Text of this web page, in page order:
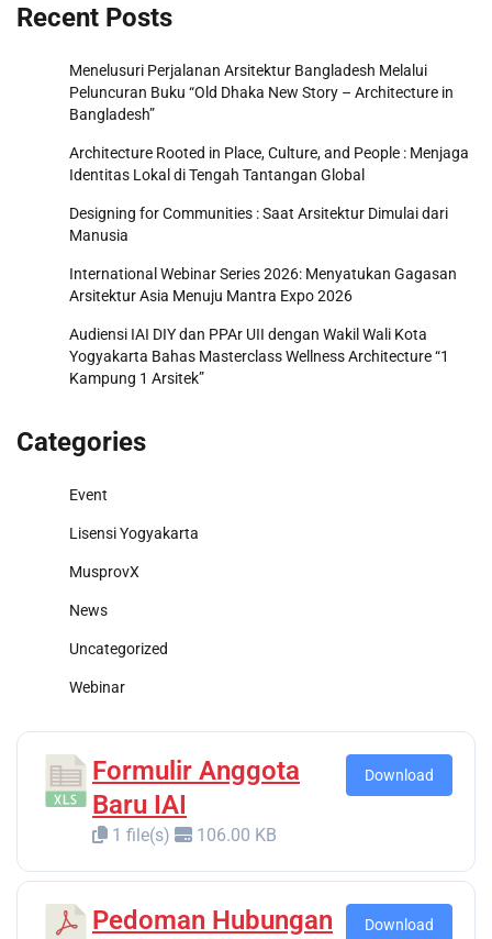
Recent Posts
Menelusuri Perjalanan Arsitektur Bangladesh Melalui
Peluncuran Buku “Old Dhaka New Story – Architecture in
Bangladesh”
Architecture Rooted in Place, Culture, and People : Menjaga
Identitas Lokal di Tengah Tantangan Global
Designing for Communities : Saat Arsitektur Dimulai dari
Manusia
International Webinar Series 2026: Menyatukan Gagasan
Arsitektur Asia Menuju Mantra Expo 2026
Audiensi IAI DIY dan PPAr UII dengan Wakil Wali Kota
Yogyakarta Bahas Masterclass Wellness Architecture “1
Kampung 1 Arsitek”
Categories
Event
Lisensi Yogyakarta
MusprovX
News
Uncategorized
Webinar
Formulir Anggota
Baru IAI
1 file(s) 106.00 KB
Download
Pedoman Hubungan
Download